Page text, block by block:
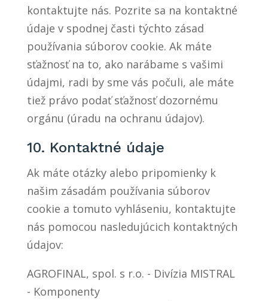
kontaktujte nás. Pozrite sa na kontaktné
údaje v spodnej časti týchto zásad
používania súborov cookie. Ak máte
sťažnosť na to, ako narábame s vašimi
údajmi, radi by sme vás počuli, ale máte
tiež právo podať sťažnosť dozornému
orgánu (úradu na ochranu údajov).
10. Kontaktné údaje
Ak máte otázky alebo pripomienky k
našim zásadám používania súborov
cookie a tomuto vyhláseniu, kontaktujte
nás pomocou nasledujúcich kontaktných
údajov:
AGROFINAL, spol. s r.o. - Divízia MISTRAL
- Komponenty